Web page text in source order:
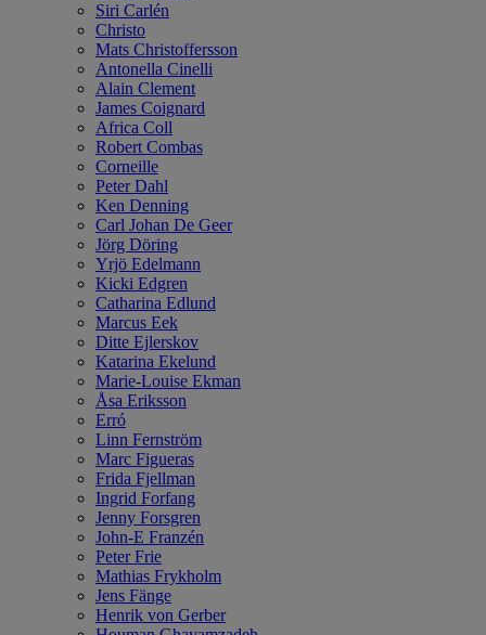
Siri Carlén
Christo
Mats Christoffersson
Antonella Cinelli
Alain Clement
James Coignard
Africa Coll
Robert Combas
Corneille
Peter Dahl
Ken Denning
Carl Johan De Geer
Jörg Döring
Yrjö Edelmann
Kicki Edgren
Catharina Edlund
Marcus Eek
Ditte Ejlerskov
Katarina Ekelund
Marie-Louise Ekman
Åsa Eriksson
Erró
Linn Fernström
Marc Figueras
Frida Fjellman
Ingrid Forfang
Jenny Forsgren
John-E Franzén
Peter Frie
Mathias Frykholm
Jens Fänge
Henrik von Gerber